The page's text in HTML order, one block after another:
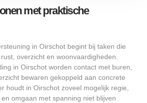
met praktische
in Oirschot begint bij taken die
overzicht en woonvaardigheden.
in Oirschot worden contact met buren,
bewaren gekoppeld aan concrete
houdt in Oirschot zoveel mogelijk regie,
omgaan met spanning niet blijven